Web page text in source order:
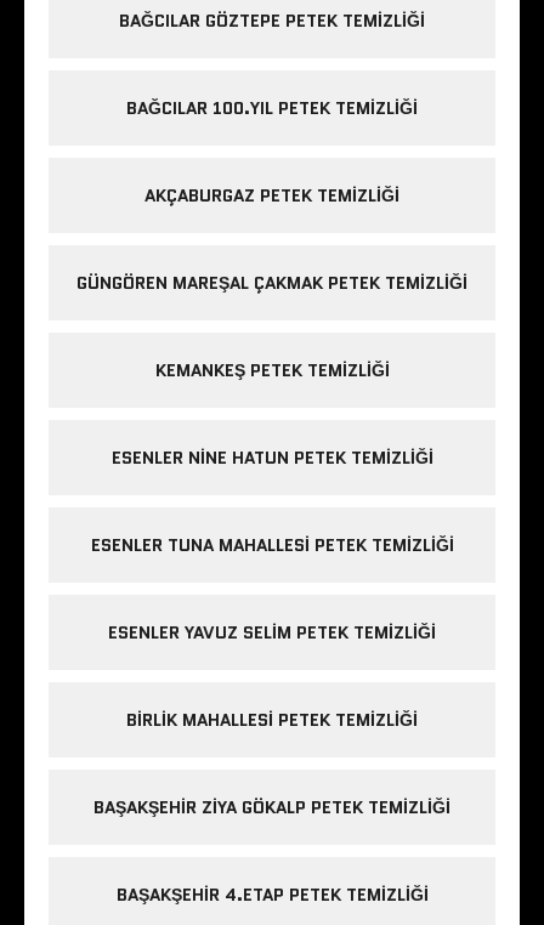
BAĞCILAR GÖZTEPE PETEK TEMIZLIĞI
BAĞCILAR 100.YIL PETEK TEMIZLIĞI
AKÇABURGAZ PETEK TEMIZLIĞI
GÜNGÖREN MAREŞAL ÇAKMAK PETEK TEMIZLIĞI
KEMANKEŞ PETEK TEMIZLIĞI
ESENLER NINE HATUN PETEK TEMIZLIĞI
ESENLER TUNA MAHALLESI PETEK TEMIZLIĞI
ESENLER YAVUZ SELIM PETEK TEMIZLIĞI
BIRLIK MAHALLESI PETEK TEMIZLIĞI
BAŞAKŞEHIR ZIYA GÖKALP PETEK TEMIZLIĞI
BAŞAKŞEHIR 4.ETAP PETEK TEMIZLIĞI